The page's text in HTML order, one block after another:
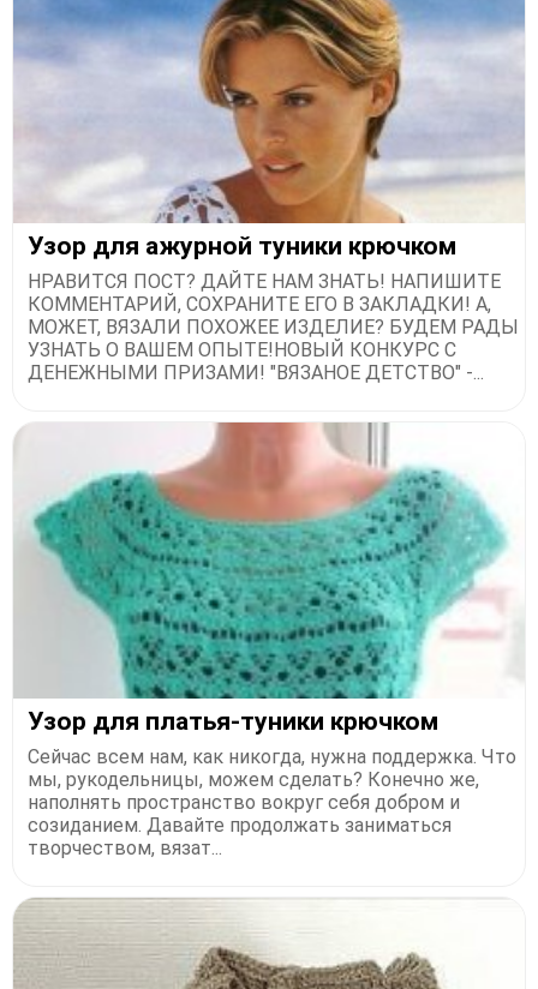
Узор для ажурной туники крючком
НРАВИТСЯ ПОСТ? ДАЙТЕ НАМ ЗНАТЬ! НАПИШИТЕ
КОММЕНТАРИЙ, СОХРАНИТЕ ЕГО В ЗАКЛАДКИ! А,
МОЖЕТ, ВЯЗАЛИ ПОХОЖЕЕ ИЗДЕЛИЕ? БУДЕМ РАДЫ
УЗНАТЬ О ВАШЕМ ОПЫТЕ!НОВЫЙ КОНКУРС С
ДЕНЕЖНЫМИ ПРИЗАМИ! "ВЯЗАНОЕ ДЕТСТВО" -...
Узор для платья-туники крючком
Сейчас всем нам, как никогда, нужна поддержка. Что
мы, рукодельницы, можем сделать? Конечно же,
наполнять пространство вокруг себя добром и
созиданием. Давайте продолжать заниматься
творчеством, вязат...